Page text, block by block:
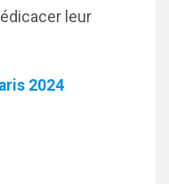
leur
2024